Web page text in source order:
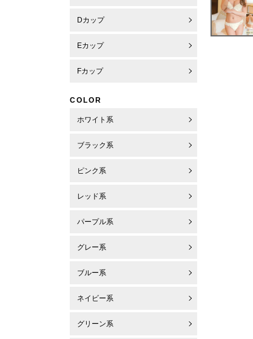
Dカップ
Eカップ
Fカップ
COLOR
ホワイト系
ブラック系
ピンク系
レッド系
パープル系
グレー系
ブルー系
ネイビー系
グリーン系